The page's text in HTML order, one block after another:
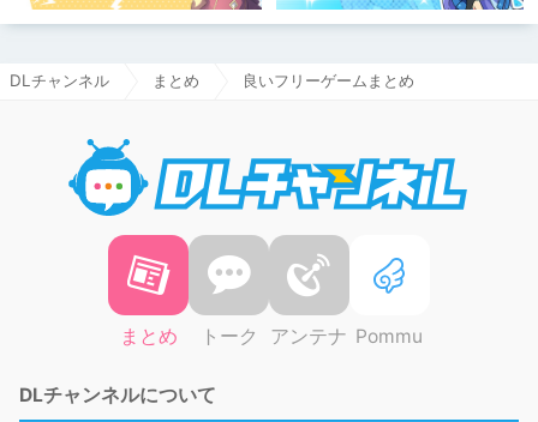
DLチャンネル まとめ 良いフリーゲームまとめ
まとめ トーク アンテナ Pommu
DLチャンネルについて